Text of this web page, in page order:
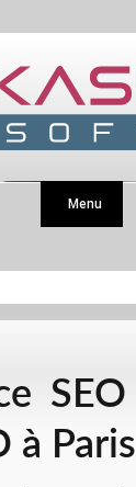
Menu
à Paris